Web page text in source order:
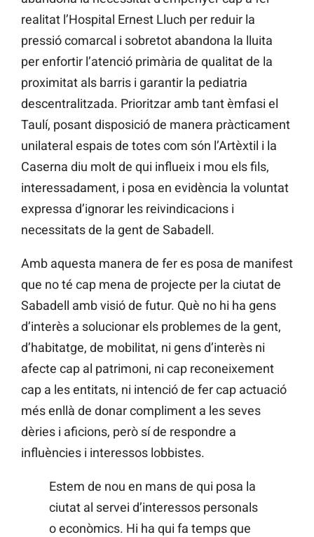
realitat l’Hospital Ernest Lluch per reduir la
pressió comarcal i sobretot abandona la lluita
per enfortir l’atenció primària de qualitat de la
proximitat als barris i garantir la pediatria
descentralitzada. Prioritzar amb tant èmfasi el
Taulí, posant disposició de manera pràcticament
unilateral espais de totes com són l’Artèxtil i la
Caserna diu molt de qui influeix i mou els fils,
interessadament, i posa en evidència la voluntat
expressa d’ignorar les reivindicacions i
necessitats de la gent de Sabadell.
Amb aquesta manera de fer es posa de manifest
que no té cap mena de projecte per la ciutat de
Sabadell amb visió de futur. Què no hi ha gens
d’interès a solucionar els problemes de la gent,
d’habitatge, de mobilitat, ni gens d’interès ni
afecte cap al patrimoni, ni cap reconeixement
cap a les entitats, ni intenció de fer cap actuació
més enllà de donar compliment a les seves
dèries i aficions, però sí de respondre a
influències i interessos lobbistes.
Estem de nou en mans de qui posa la
ciutat al servei d’interessos personals
o econòmics. Hi ha qui fa temps que